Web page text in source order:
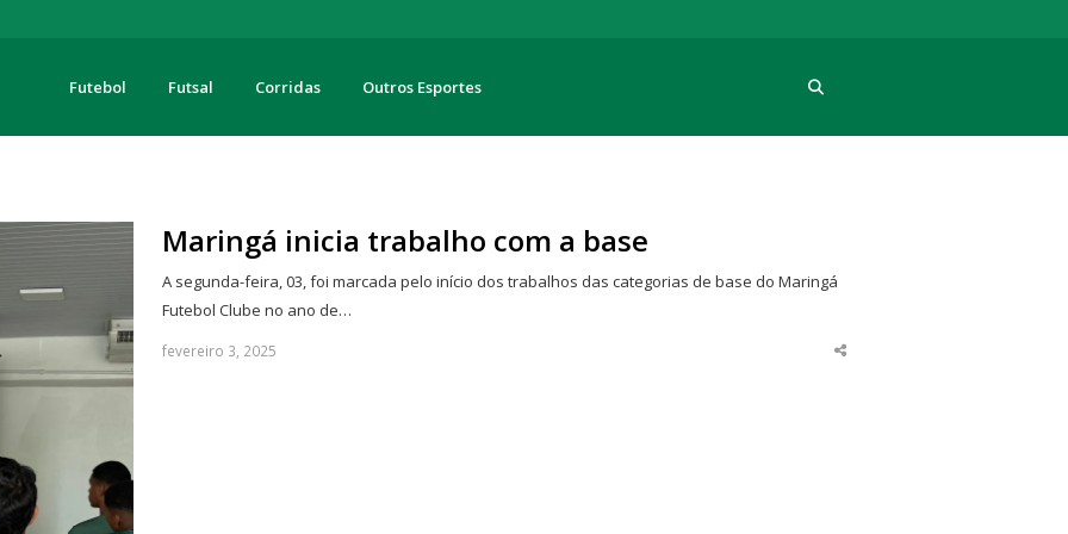
Futebol Futsal Corridas Outros Esportes
Maringá inicia trabalho com a base
A segunda-feira, 03, foi marcada pelo início dos trabalhos das categorias de base do Maringá
Futebol Clube no ano de…
fevereiro 3, 2025
Share